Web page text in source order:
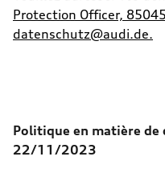
Protection Officer,
datenschutz@audi.de.
Politique en matière de
22/11/2023